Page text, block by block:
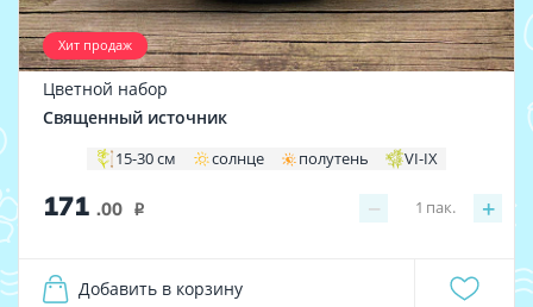
Хит продаж
Цветной набор
Священный источник
15-30 см солнце полутень VI-IX
171 .00 i − +
1 пак.
Добавить в корзину